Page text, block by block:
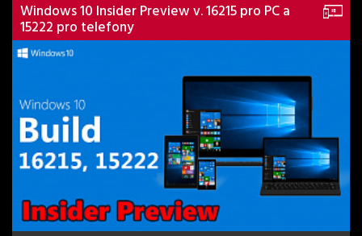
Windows 10 Insider Preview v. 16215 pro PC a
15222 pro telefony